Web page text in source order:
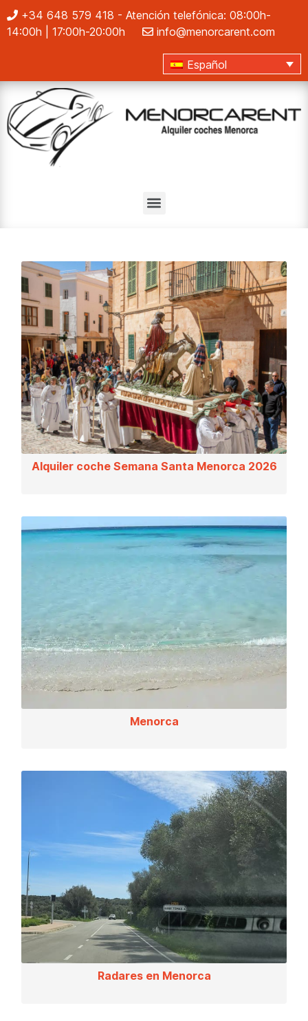
+34 648 579 418 - Atención telefónica: 08:00h-
14:00h | 17:00h-20:00h
info@menorcarent.com
Español
Alquiler coche Semana Santa Menorca 2026
Menorca
Radares en Menorca